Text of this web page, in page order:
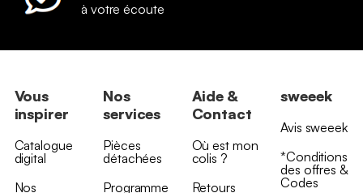
à votre écoute
Vous
inspirer
Catalogue
digital
Nos
Nos
services
Pièces
détachées
Programme
Aide &
Contact
Où est mon
colis ?
Retours
sweeek
Avis sweeek
*Conditions
des offres &
Codes